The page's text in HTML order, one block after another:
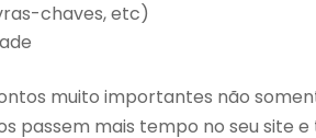
chaves, etc)
muito importantes não
passem mais tempo no seu site